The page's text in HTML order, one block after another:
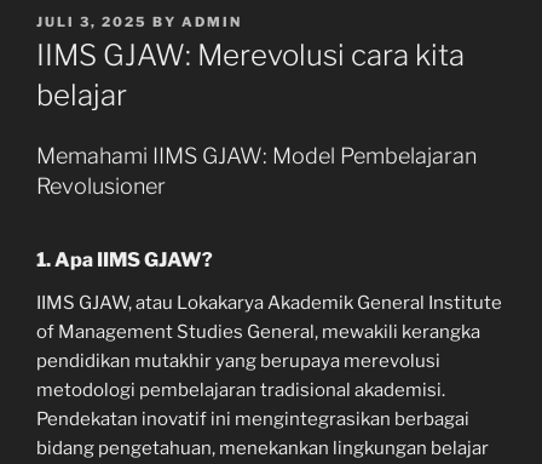
POSTED
ON
JULI 3, 2025 BY ADMIN
IIMS GJAW: Merevolusi cara kita
belajar
Memahami IIMS GJAW: Model Pembelajaran
Revolusioner
1. Apa IIMS GJAW?
IIMS GJAW, atau Lokakarya Akademik General Institute
of Management Studies General, mewakili kerangka
pendidikan mutakhir yang berupaya merevolusi
metodologi pembelajaran tradisional akademisi.
Pendekatan inovatif ini mengintegrasikan berbagai
bidang pengetahuan, menekankan lingkungan belajar